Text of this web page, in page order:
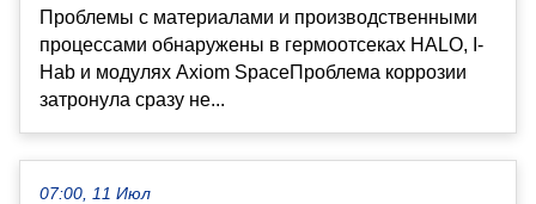
Проблемы с материалами и производственными
процессами обнаружены в гермоотсеках HALO, I-
Hab и модулях Axiom SpaceПроблема коррозии
затронула сразу не...
07:00, 11 Июл